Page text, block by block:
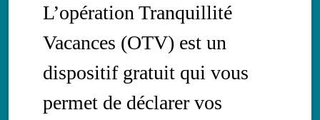
L’opération Tranquillité
Vacances (OTV) est un
dispositif gratuit qui vous
permet de déclarer vos